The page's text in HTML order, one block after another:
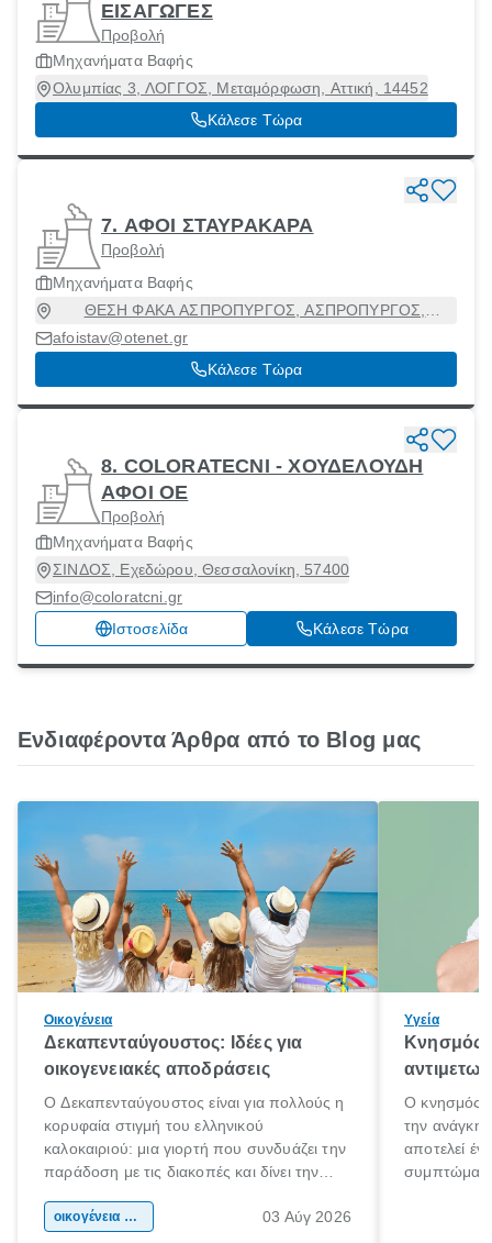
ΕΙΣΑΓΩΓΕΣ
Προβολή
Μηχανήματα Βαφής
Ολυμπίας 3, ΛΟΓΓΟΣ, Μεταμόρφωση, Αττική, 14452
Κάλεσε Τώρα
7. ΑΦΟΙ ΣΤΑΥΡΑΚΑΡΑ
Προβολή
Μηχανήματα Βαφής
ΘΕΣΗ ΦΑΚΑ ΑΣΠΡΟΠΥΡΓΟΣ, ΑΣΠΡΟΠΥΡΓΟΣ,
Ασπρόπυργος, Αττική, 19300
afoistav@otenet.gr
Κάλεσε Τώρα
8. COLORATECNI - ΧΟΥΔΕΛΟΥΔΗ
ΑΦΟΙ ΟΕ
Προβολή
Μηχανήματα Βαφής
ΣΙΝΔΟΣ, Εχεδώρου, Θεσσαλονίκη, 57400
info@coloratcni.gr
Ιστοσελίδα
Κάλεσε Τώρα
Ενδιαφέροντα Άρθρα από το Blog μας
Οικογένεια
Δεκαπενταύγουστος: Ιδέες για
οικογενειακές αποδράσεις
Ο Δεκαπενταύγουστος είναι για πολλούς η
κορυφαία στιγμή του ελληνικού
καλοκαιριού: μια γιορτή που συνδυάζει την
παράδοση με τις διακοπές και δίνει την
χώρας. Είτε πρόκειται για λίγες μέρες
οικογένεια & παιδί 03 Αύγ 2026
Υγεία
Κνησμός:
Ο κνησμός
την ανάγκη
αποτελεί